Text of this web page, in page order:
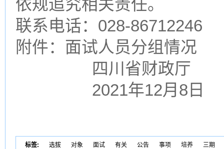
依规追究相关责任。
联系电话：028-86712246
附件：面试人员分组情况
四川省财政厅
2021年12月8日
标签: 选拔 对象 面试 有关 公告 事项 培养 三期